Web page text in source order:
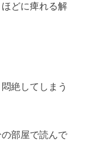
どに痺れる解
絶してしまう
部屋で読んで